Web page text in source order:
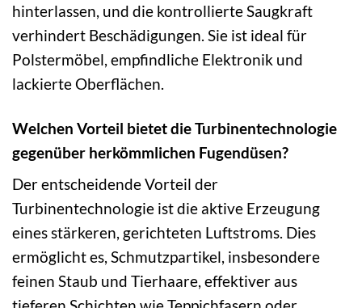
hinterlassen, und die kontrollierte Saugkraft
verhindert Beschädigungen. Sie ist ideal für
Polstermöbel, empfindliche Elektronik und
lackierte Oberflächen.
Welchen Vorteil bietet die Turbinentechnologie
gegenüber herkömmlichen Fugendüsen?
Der entscheidende Vorteil der
Turbinentechnologie ist die aktive Erzeugung
eines stärkeren, gerichteten Luftstroms. Dies
ermöglicht es, Schmutzpartikel, insbesondere
feinen Staub und Tierhaare, effektiver aus